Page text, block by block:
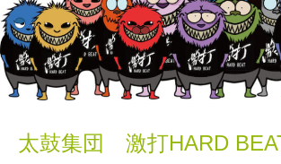
太鼓集団 激打HARD